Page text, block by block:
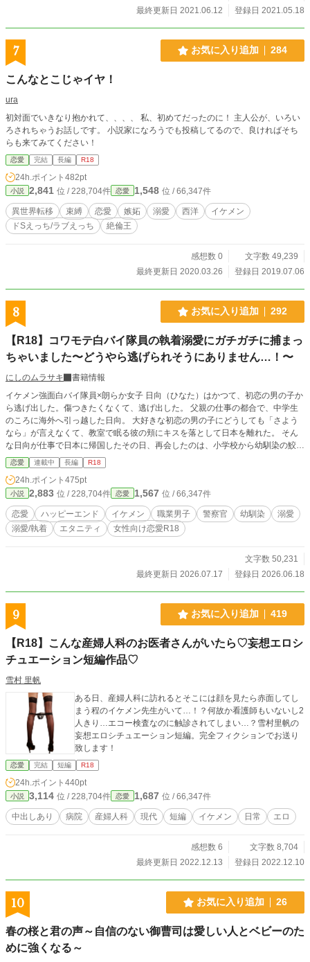
最終更新日 2021.06.12 登録日 2021.05.18
7 お気に入り追加 284
こんなとこじゃイヤ！
ura
初対面でいきなり抱かれて、、、、 私、初めてだったのに！ 主人公が、いろい
ろされちゃうお話しです。 小説家になろうでも投稿してるので、良ければそち
らも来てみてください！
恋愛 完結 長編 R18
24h.ポイント 482pt
小説 2,841 位 / 228,704件 恋愛 1,548 位 / 66,347件
異世界転移 束縛 恋愛 嫉妬 溺愛 西洋
イケメン
ドSえっち/ラブえっち
絶倫王
感想数 0
文字数 49,239
最終更新日 2020.03.26
登録日 2019.07.06
8 お気に入り追加 292
【R18】コワモテ白バイ隊員の執着溺愛にガチガチに捕まっ
ちゃいました〜どうやら逃げられそうにありません…！〜
にしのムラサキ
書籍情報
イケメン強面白バイ隊員×朗らか女子 日向（ひなた）はかつて、初恋の男の子か
ら逃げ出した。傷つきたくなくて、逃げ出した。 父親の仕事の都合で、中学生
のころに海外へ引っ越した日向。 大好きな初恋の男の子にどうしても「さよう
なら」が言えなくて、教室で眠る彼の頬にキスを落として日本を離れた。 そん
な日向が仕事で日本に帰国したその日、再会したのは、小学校から幼馴染の鮫川
純平（さめかわ じゅんぺい）。 彼は、日向の初恋の男の子だった。 白バイ隊
員になっていた純平に助けられた日向は、純平の執着溺愛に絡め取られ、気がつ
けば逃げ出せなくなっていて。 怒っていると思っていた。 あんなキス、嫌だっ
たのかなって。 なのに……。 「俺、お前が好きすぎてお前以外じゃ勃たないん
だ」 「ちゃんと死ぬまで責任とってくれよな。可愛い、大好きな日向」 ──どろ
っどろの溺愛は、あのデッドボールから始まった。 の、かも。 ※鮫川兄弟シリ
ーズ最新作です。
恋愛 連載中 長編 R18
24h.ポイント 475pt
小説 2,883 位 / 228,704件 恋愛 1,567 位 / 66,347件
恋愛 ハッピーエンド イケメン 職業男子 警察官 幼馴染
溺愛
溺愛/執着
エタニティ 女性向け恋愛R18
文字数 50,231
最終更新日 2026.07.17
登録日 2026.06.18
9 お気に入り追加 419
【R18】こんな産婦人科のお医者さんがいたら♡妄想エロシ
チュエーション短編作品♡
雪村 里帆
ある日、産婦人科に訪れるとそこには顔を見たら赤面してし
まう程のイケメン先生がいて…！？何故か看護師もいないし2
人きり…エコー検査なのに触診されてしまい…？雪村里帆の
妄想エロシチュエーション短編。完全フィクションでお送り
致します！
恋愛 完結 短編 R18
24h.ポイント 440pt
小説 3,114 位 / 228,704件 恋愛 1,687 位 / 66,347件
中出しあり 病院 産婦人科 現代 短編 イケメン 日常 エロ
感想数 6
文字数 8,704
最終更新日 2022.12.13
登録日 2022.12.10
10 お気に入り追加 26
春の桜と君の声～自信のない御曹司は愛しい人とベビーのた
めに強くなる～